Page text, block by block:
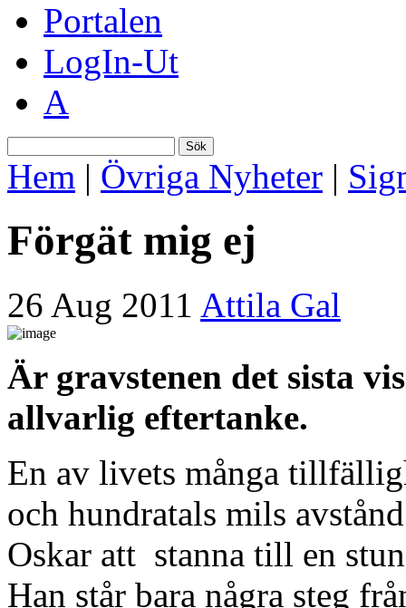
Portalen
LogIn-Ut
A
Sök
Hem | Övriga Nyheter |
Förgät mig ej
26 Aug 2011 Attila Gal
Är gravstenen det sista
allvarlig eftertanke.
En av livets många
och hundratals mils
Oskar att stanna till en
Han står bara några steg